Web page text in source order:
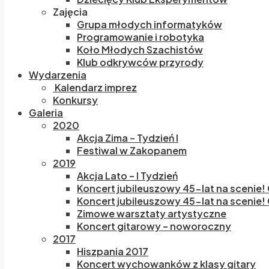
Zajęcia
Grupa młodych informatyków
Programowanie i robotyka
Koło Młodych Szachistów
Klub odkrywców przyrody
Wydarzenia
Kalendarz imprez
Konkursy
Galeria
2020
Akcja Zima – Tydzień I
Festiwal w Zakopanem
2019
Akcja Lato – I Tydzień
Koncert jubileuszowy 45-lat na scenie!
Koncert jubileuszowy 45-lat na scenie!
Zimowe warsztaty artystyczne
Koncert gitarowy – noworoczny
2017
Hiszpania 2017
Koncert wychowanków z klasy gitary